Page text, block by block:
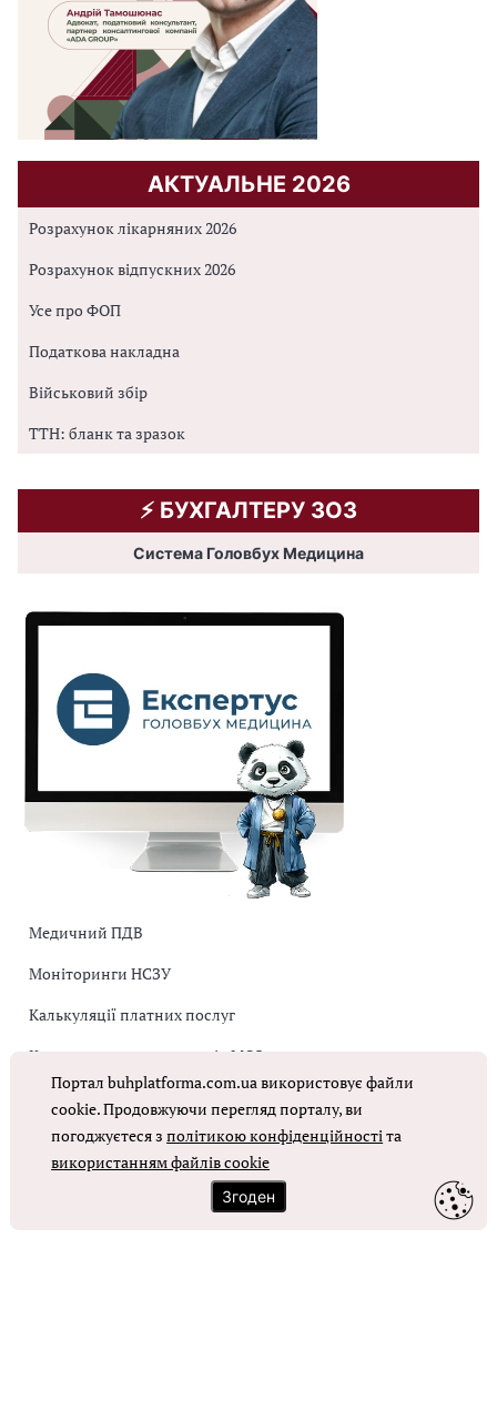
АКТУАЛЬНЕ 2026
Розрахунок лікарняних 2026
Розрахунок відпускних 2026
Усе про ФОП
Податкова накладна
Військовий збір
ТТН: бланк та зразок
⚡️ БУХГАЛТЕРУ ЗОЗ
Система Головбух Медицина
Медичний ПДВ
Моніторинги НСЗУ
Калькуляції платних послуг
Коригувальна накладна від МОЗ
Оплата праці в КНП
ОТРИМАТИ ДОСТУП
Портал buhplatforma.com.ua використовує файли
cookie. Продовжуючи перегляд порталу, ви
погоджуєтеся зполітикою конфіденційностіта
використанням файлів cookie
Згоден